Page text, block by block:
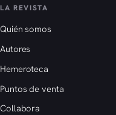
LA REVISTA
Quién somos
Autores
Hemeroteca
Puntos de venta
Collabora